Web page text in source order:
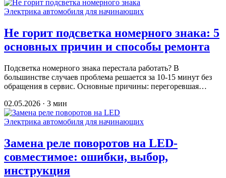
Электрика автомобиля для начинающих
Не горит подсветка номерного знака: 5
основных причин и способы ремонта
Подсветка номерного знака перестала работать? В
большинстве случаев проблема решается за 10-15 минут без
обращения в сервис. Основные причины: перегоревшая…
02.05.2026 · 3 мин
Электрика автомобиля для начинающих
Замена реле поворотов на LED-
совместимое: ошибки, выбор,
инструкция